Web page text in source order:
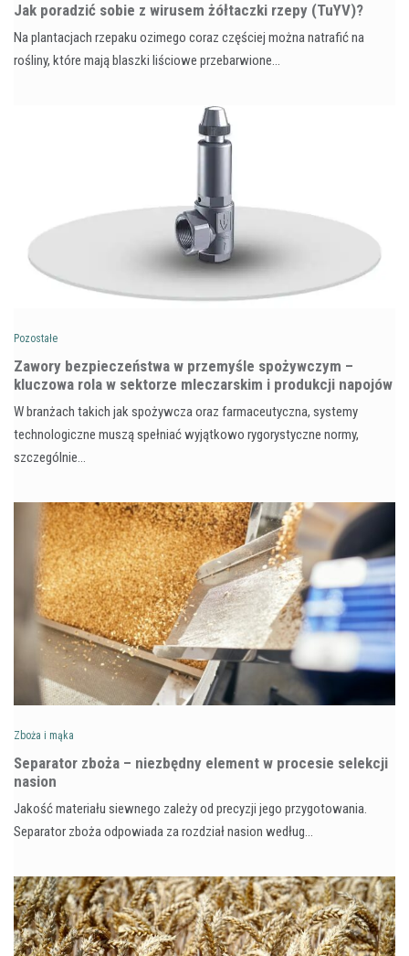
​Jak poradzić sobie z wirusem żółtaczki rzepy (TuYV)?
Na plantacjach rzepaku ozimego coraz częściej można natrafić na
rośliny, które mają blaszki liściowe przebarwione…
Pozostałe
Zawory bezpieczeństwa w przemyśle spożywczym –
kluczowa rola w sektorze mleczarskim i produkcji napojów
W branżach takich jak spożywcza oraz farmaceutyczna, systemy
technologiczne muszą spełniać wyjątkowo rygorystyczne normy,
szczególnie…
Zboża i mąka
Separator zboża – niezbędny element w procesie selekcji
nasion
Jakość materiału siewnego zależy od precyzji jego przygotowania.
Separator zboża odpowiada za rozdział nasion według…